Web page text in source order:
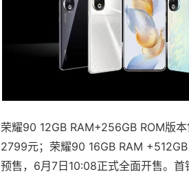
荣耀90 12GB RAM+256GB ROM版
2799元；荣耀90 16GB RAM
预售，6月7日10:08正式全面开售。